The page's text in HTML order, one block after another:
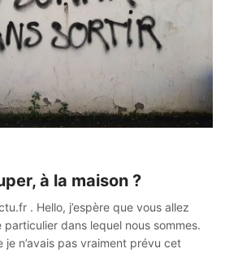
à la maison ?
. Hello, j’espère que vous allez
dans lequel nous sommes.
n’avais pas vraiment prévu cet